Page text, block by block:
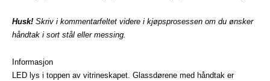
Husk! Skriv i kommentarfeltet videre i kjøpsprosessen om du ønsker
håndtak i sort stål eller messing.
Informasjon
LED lys i toppen av vitrineskapet. Glassdørene med håndtak er